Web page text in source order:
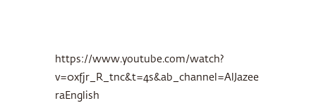
https://www.youtube.com/watch?
v=0xfjr_R_tnc&t=4s&ab_channel=AlJazee
raEnglish